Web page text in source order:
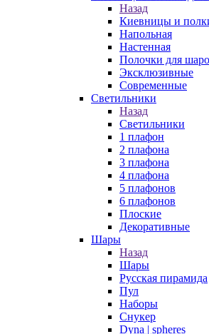
Назад
Киевницы и
Напольная
Настенная
Полочки для
Эксклюзивные
Современные
Светильники
Назад
Светильники
1 плафон
2 плафона
3 плафона
4 плафона
5 плафонов
6 плафонов
Плоские
Декоративные
Шары
Назад
Шары
Русская пирамида
Пул
Наборы
Снукер
Dyna | spheres